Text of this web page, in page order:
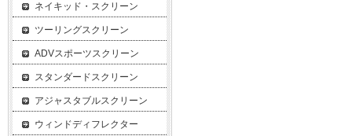
ネイキッド・スクリーン
ツーリングスクリーン
ADVスポーツスクリーン
スタンダードスクリーン
アジャスタブルスクリーン
ウィンドディフレクター